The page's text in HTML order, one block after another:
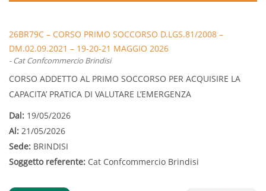
26BR79C – CORSO PRIMO SOCCORSO D.LGS.81/2008 –
DM.02.09.2021 – 19-20-21 MAGGIO 2026
- Cat Confcommercio Brindisi
CORSO ADDETTO AL PRIMO SOCCORSO PER ACQUISIRE LA
CAPACITA’ PRATICA DI VALUTARE L’EMERGENZA
Dal: 19/05/2026
Al: 21/05/2026
Sede: BRINDISI
Soggetto referente: Cat Confcommercio Brindisi